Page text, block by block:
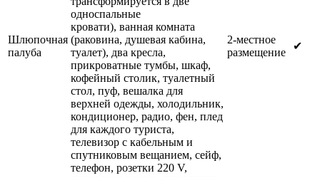
Шлюпочная
палуба
односпальные
кровати), ванная комната
(раковина, душевая кабина,
туалет), два кресла,
прикроватные тумбы, шкаф,
кофейный столик, туалетный
стол, пуф, вешалка для
верхней одежды, холодильник,
кондиционер, радио, фен, плед
для каждого туриста,
телевизор с кабельным и
спутниковым вещанием, сейф,
телефон, розетки 220 V,
2-местное
размещение
✔